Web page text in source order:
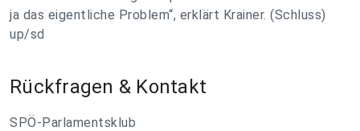
ja das eigentliche Problem“, erklärt Krainer. (Schluss)
up/sd
Rückfragen & Kontakt
SPÖ-Parlamentsklub